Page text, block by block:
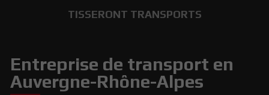
TISSERONT TRANSPORTS
Entreprise de transport en
Auvergne-Rhône-Alpes